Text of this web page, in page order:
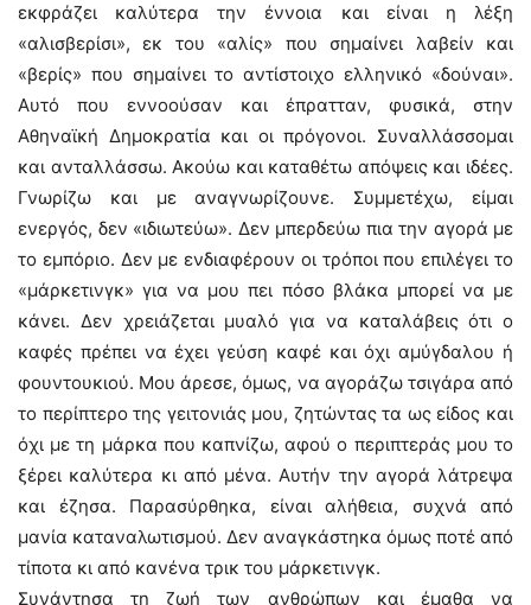
εκφράζει καλύτερα την έννοια και είναι η λέξη
«αλισβερίσι», εκ του «αλίς» που σημαίνει λαβείν και
«βερίς» που σημαίνει το αντίστοιχο ελληνικό «δούναι».
Αυτό που εννοούσαν και έπρατταν, φυσικά, στην
Αθηναϊκή Δημοκρατία και οι πρόγονοι. Συναλλάσσομαι
και ανταλλάσσω. Ακούω και καταθέτω απόψεις και ιδέες.
Γνωρίζω και με αναγνωρίζουνε. Συμμετέχω, είμαι
ενεργός, δεν «ιδιωτεύω». Δεν μπερδεύω πια την αγορά με
το εμπόριο. Δεν με ενδιαφέρουν οι τρόποι που επιλέγει το
«μάρκετινγκ» για να μου πει πόσο βλάκα μπορεί να με
κάνει. Δεν χρειάζεται μυαλό για να καταλάβεις ότι ο
καφές πρέπει να έχει γεύση καφέ και όχι αμύγδαλου ή
φουντουκιού. Μου άρεσε, όμως, να αγοράζω τσιγάρα από
το περίπτερο της γειτονιάς μου, ζητώντας τα ως είδος και
όχι με τη μάρκα που καπνίζω, αφού ο περιπτεράς μου το
ξέρει καλύτερα κι από μένα. Αυτήν την αγορά λάτρεψα
και έζησα. Παρασύρθηκα, είναι αλήθεια, συχνά από
μανία καταναλωτισμού. Δεν αναγκάστηκα όμως ποτέ από
τίποτα κι από κανένα τρικ του μάρκετινγκ.
Συνάντησα τη ζωή των ανθρώπων και έμαθα να